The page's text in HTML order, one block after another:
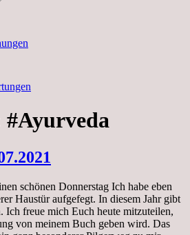
#Ayurveda
schönen Donnerstag Ich habe eben
Haustür aufgefegt. In diesem Jahr gibt
Ich freue mich Euch heute mitzuteilen,
von meinem Buch geben wird. Das